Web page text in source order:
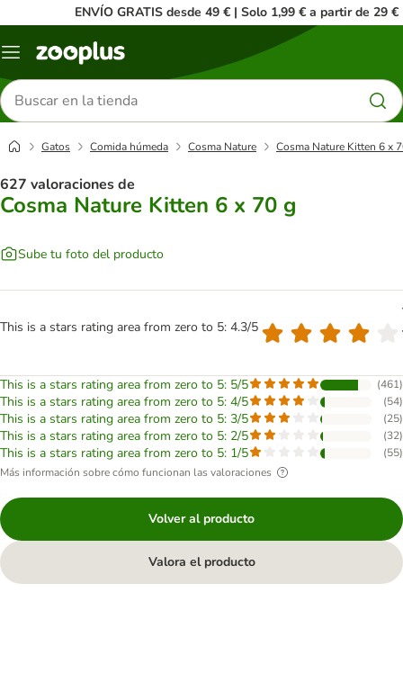
ENVÍO GRATIS desde 49 € | Solo 1,99 € a partir de 29 €
Menú
Buscar
productos
Gatos Comida húmeda Cosma Nature Cosma Nature Kitten 6 x
627 valoraciones de
Cosma Nature Kitten 6 x 70 g
Sube tu foto del producto
This is a stars rating area from zero to 5: 4.3/5
This is a stars rating area from zero to 5: 5/5 (461)
This is a stars rating area from zero to 5: 4/5 (54)
This is a stars rating area from zero to 5: 3/5 (25)
This is a stars rating area from zero to 5: 2/5 (32)
This is a stars rating area from zero to 5: 1/5 (55)
Más información sobre cómo funcionan las valoraciones
Volver al producto
Valora el producto